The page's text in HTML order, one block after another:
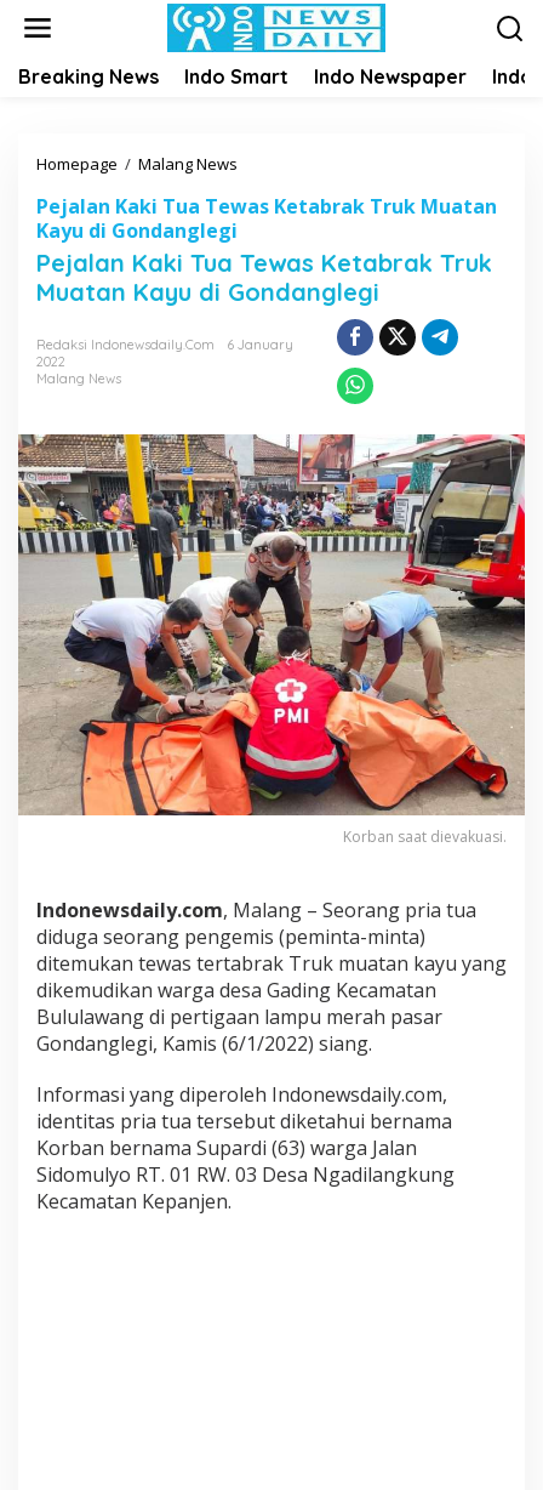
Breaking News Indo Smart Indo Newspaper Indo
Homepage / Malang News
j
l
a
T
a
T
e
w
a
s
K
e
t
a
b
r
a
k
T
M
u
a
t
a
n
a
y
u
d
i
Pejalan Kaki Tua Tewas Ketabrak Truk Muatan
Kayu di Gondanglegi
Pejalan Kaki Tua Tewas Ketabrak Truk
Muatan Kayu di Gondanglegi
Redaksi Indonewsdaily.com
6 January
2022
Malang News
Korban saat dievakuasi.
Indonewsdaily.com, Malang – Seorang pria tua
diduga seorang pengemis (peminta-minta)
ditemukan tewas tertabrak Truk muatan kayu yang
dikemudikan warga desa Gading Kecamatan
Bululawang di pertigaan lampu merah pasar
Gondanglegi, Kamis (6/1/2022) siang.
Informasi yang diperoleh Indonewsdaily.com,
identitas pria tua tersebut diketahui bernama
Korban bernama Supardi (63) warga Jalan
Sidomulyo RT. 01 RW. 03 Desa Ngadilangkung
Kecamatan Kepanjen.